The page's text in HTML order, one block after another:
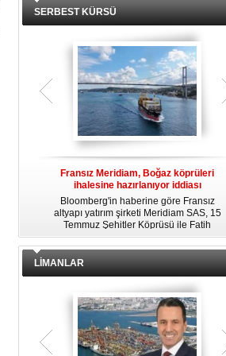
SERBEST KÜRSÜ
Fransız Meridiam, Boğaz köprüleri
ihalesine hazırlanıyor iddiası
Bloomberg'in haberine göre Fransız
altyapı yatırım şirketi Meridiam SAS, 15
Temmuz Şehitler Köprüsü ile Fatih
Sultan Mehmet Köprüsü'nün
özelleştirilmesine yönelik ihaleyle
LİMANLAR